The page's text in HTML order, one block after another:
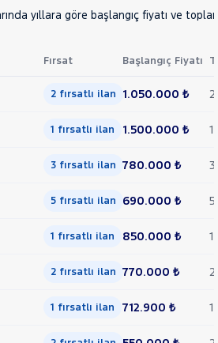
yıllara göre başlangıç fiyatı ve
Fırsat Başlangıç Fiyatı
2 fırsatlı ilan 1.050.000 ₺ 2
1 fırsatlı ilan 1.500.000 ₺ 1
3 fırsatlı ilan 780.000 ₺ 3
5 fırsatlı ilan 690.000 ₺ 5
1 fırsatlı ilan 850.000 ₺ 1
2 fırsatlı ilan 770.000 ₺ 2
1 fırsatlı ilan 712.900 ₺ 1